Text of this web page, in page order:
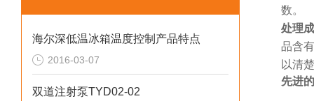
海尔深低温冰箱温度控制产品特点
2016-03-07
双道注射泵TYD02-02
数。
处理
品含
以清
先进